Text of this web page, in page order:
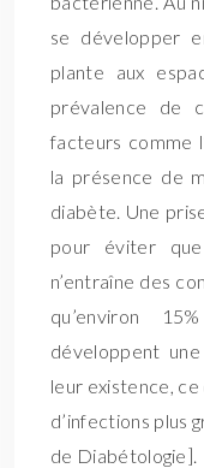
se développer
plante aux
prévalence de
facteurs comme
la présence de
diabète. Une
pour éviter
n’entraîne des
qu’environ
développent
leur existence, ce
d’infections plus
de Diabétologie].